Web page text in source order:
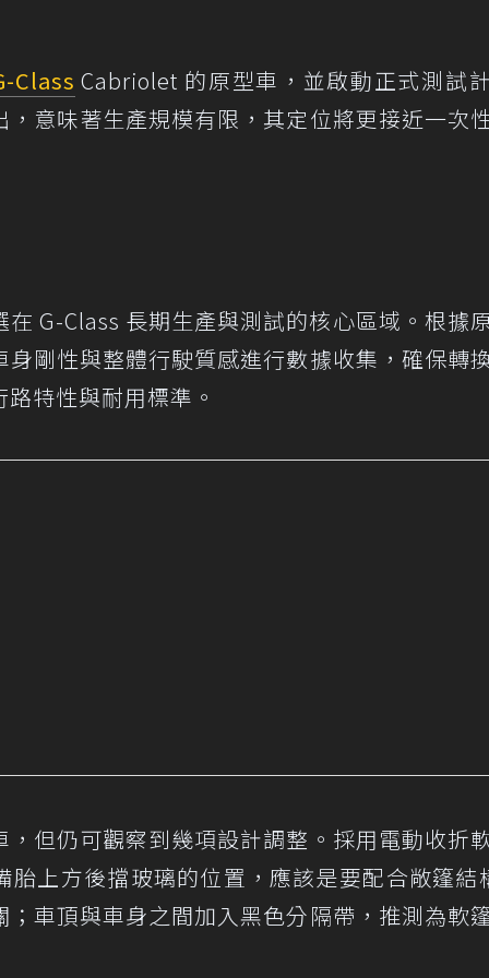
Class Cabriolet 的原型車，並啟動正式測試
意味著生產規模有限，其定位將更接近一次
G-Class 長期生產與測試的核心區域。根據
剛性與整體行駛質感進行數據收集，確保轉
特性與耐用標準。
但仍可觀察到幾項設計調整。採用電動收折
上方後擋玻璃的位置，應該是要配合敞篷結
車頂與車身之間加入黑色分隔帶，推測為軟